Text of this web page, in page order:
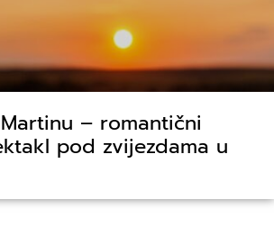
– romantični
pod zvijezdama u